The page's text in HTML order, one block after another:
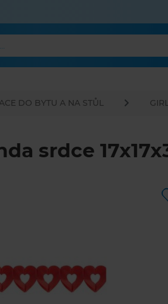
DO BYTU A NA STŮL
srdce